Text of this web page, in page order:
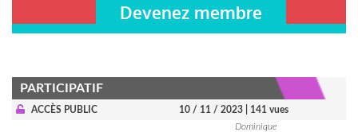
Devenez membre
PARTICIPATIF
ACCÈS PUBLIC 10 / 11 / 2023
| 141 vues
Dominique